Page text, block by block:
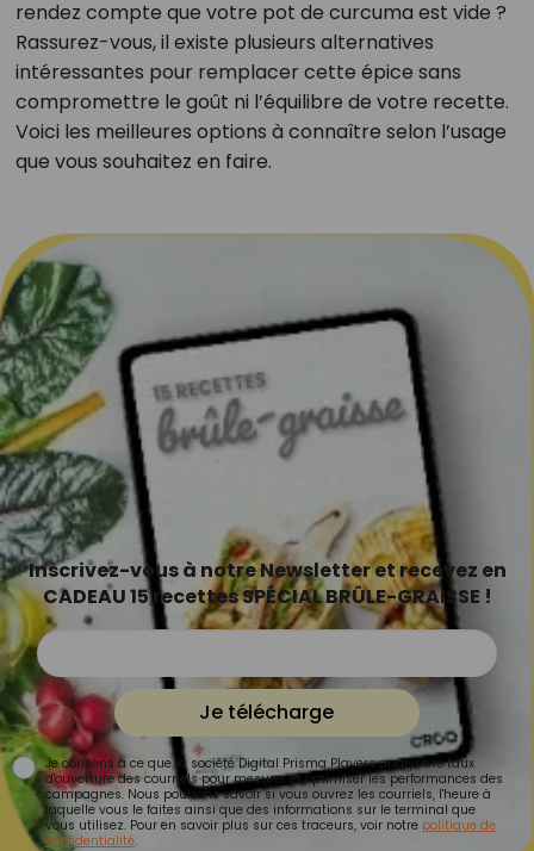
rendez compte que votre pot de curcuma est vide ?
Rassurez-vous, il existe plusieurs alternatives
intéressantes pour remplacer cette épice sans
compromettre le goût ni l’équilibre de votre recette.
Voici les meilleures options à connaître selon l’usage
que vous souhaitez en faire.
Inscrivez-vous à notre Newsletter et recevez en
CADEAU 15 recettes SPÉCIAL BRÛLE-GRAISSE !
Je télécharge
Je consens à ce que la société Digital Prisma Players analyse le taux
d'ouverture des courriels pour mesurer et optimiser les performances des
campagnes. Nous pourrons savoir si vous ouvrez les courriels, l'heure à
laquelle vous le faites ainsi que des informations sur le terminal que
vous utilisez. Pour en savoir plus sur ces traceurs, voir notre politique de
confidentialité.